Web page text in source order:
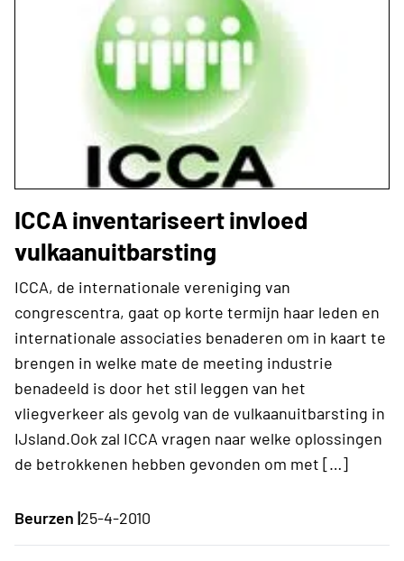
ICCA inventariseert invloed
vulkaanuitbarsting
ICCA, de internationale vereniging van
congrescentra, gaat op korte termijn haar leden en
internationale associaties benaderen om in kaart te
brengen in welke mate de meeting industrie
benadeeld is door het stil leggen van het
vliegverkeer als gevolg van de vulkaanuitbarsting in
IJsland.Ook zal ICCA vragen naar welke oplossingen
de betrokkenen hebben gevonden om met […]
Beurzen |25-4-2010